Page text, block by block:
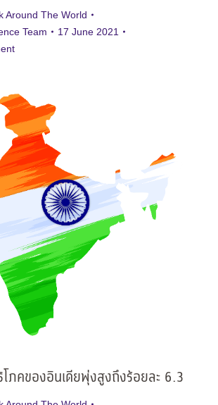
Around The World
Team
17 June 2021
โภคของอินเดียพุ่งสูงถึงร้อยละ 6.3